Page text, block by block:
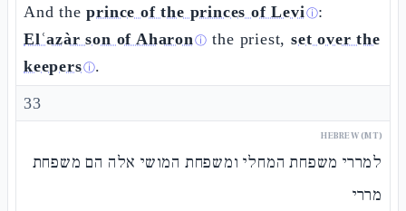
And theprince of the princes of Leviⓘ:
Elʿazàr son of Aharonⓘ the priest,set over the
keepersⓘ.
33
HEBREW (MT)
למררי משפחת המחלי ומשפחת המושי אלה הם משפחת
מררי